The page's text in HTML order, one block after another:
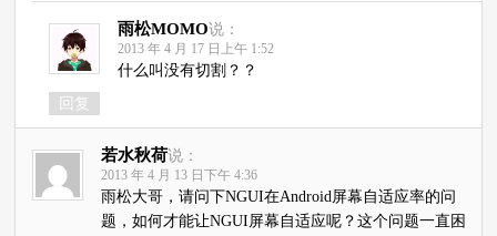
雨松MOMO说：
2013 年 4 月 17 日上午 1:52
什么叫没有切割？？
回复
若水秋荷说：
2013 年 4 月 13 日下午 4:36
雨松大哥，请问下NGUI在Android屏幕自适应率的问
题，如何才能让NGUI屏幕自适应呢？这个问题一直困